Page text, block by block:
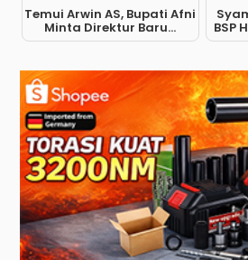
Temui Arwin AS, Bupati Afni
Minta Direktur Baru... BSP